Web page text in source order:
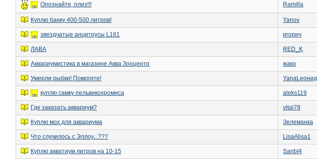
Опознайте, плиз!!! Ramilla
Куплю банку 400-500 литров! Yanov
звездчатые анцитрусы L181 игорич
ЛАВА RED_K
Аквариумистика в магазине Аква Зооцентр жако
Умерли рыбки! Помогите!
куплю самку пельвикохромиса aleks119
Где заказать аквариум? vital78
Куплю мох для аквариума Зелеманка
Что случилось с Эллоу...??? LisaAlisa1
Куплю акватиум литров на 10-15 SanbI4